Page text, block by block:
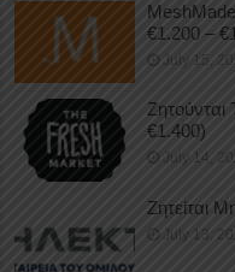
€1.200 –
July 15,
Ζητούνται
€1.400)
July 14,
Ζητείται
July 13,